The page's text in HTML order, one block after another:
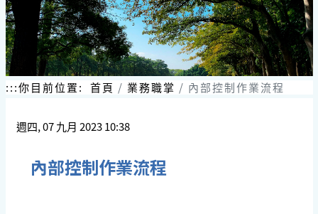
:::你目前位置: 首頁 業務職掌 內部控制作業流程
週四, 07 九月 2023 10:38
內部控制作業流程